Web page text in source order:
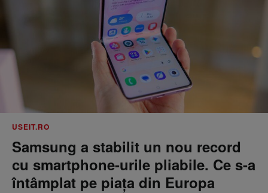
USEIT.RO
Samsung a stabilit un nou record
cu smartphone-urile pliabile. Ce s-a
întâmplat pe piața din Europa